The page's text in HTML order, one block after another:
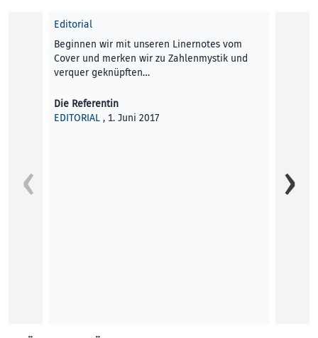
Editorial
Beginnen wir mit unseren Linernotes vom
Cover und merken wir zu Zahlenmystik und
verquer geknüpften…
Die Referentin
EDITORIAL , 1. Juni 2017